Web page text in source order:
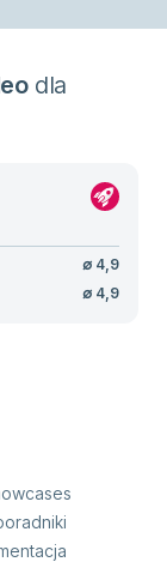
dla
∅ 4,9
∅ 4,9